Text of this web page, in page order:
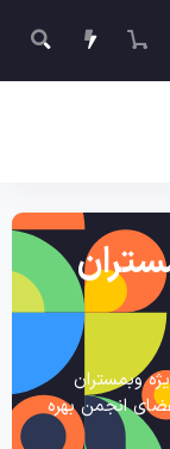
وبمستران
انجمن بهره